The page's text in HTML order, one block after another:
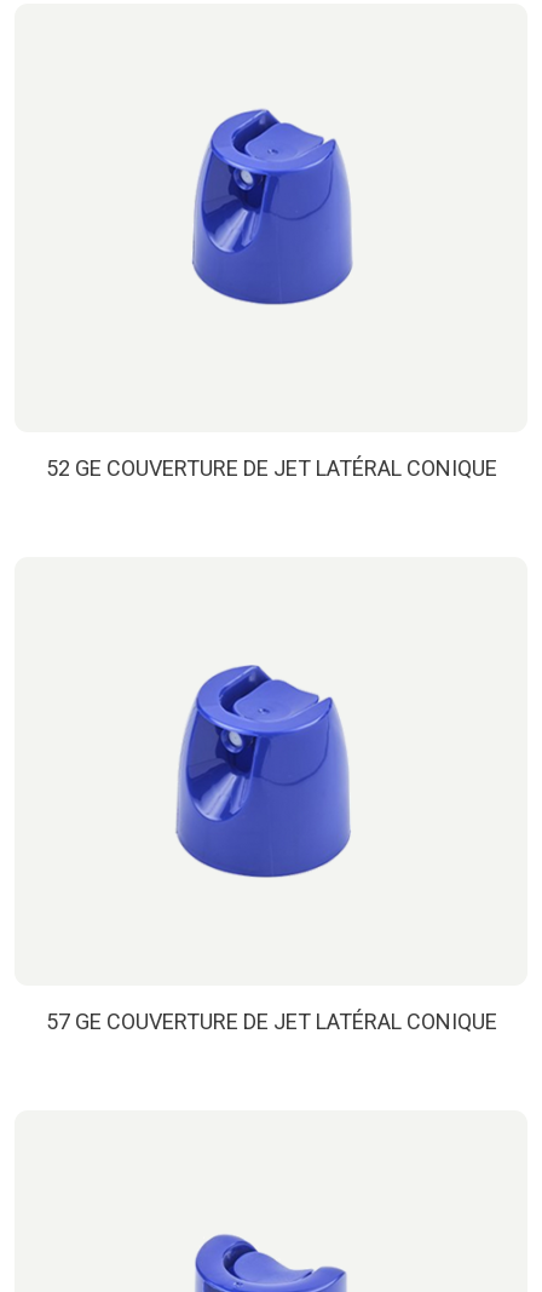
52 GE COUVERTURE DE JET LATÉRAL CONIQUE
57 GE COUVERTURE DE JET LATÉRAL CONIQUE